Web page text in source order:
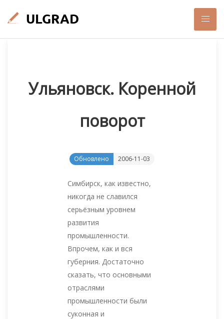
Ульяновск. Коренной
поворот
Обновлено 2006-11-03
Симбирск, как известно,
никогда не славился
серьёзным уровнем
развития
промышленности.
Впрочем, как и вся
губерния. Достаточно
сказать, что основными
отраслями
промышленности были
суконная и